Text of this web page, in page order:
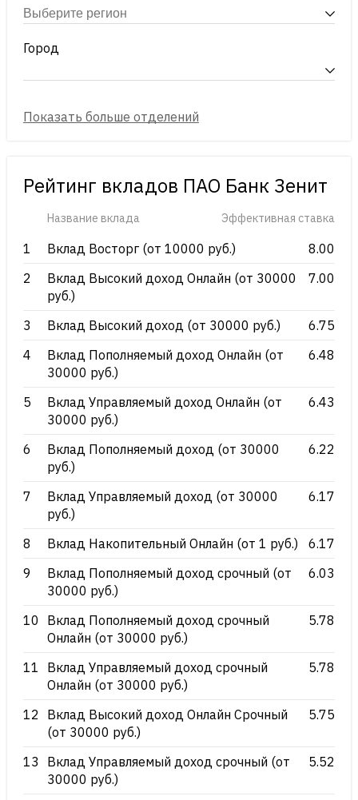
Город
Рейтинг вкладов ПАО Банк Зенит
Название вклада Эффективная ставка
1 Вклад Восторг (от 10000 руб.)
8.00
2
Вклад Высокий доход Онлайн (от 30000
руб.)
7.00
3 Вклад Высокий доход (от 30000 руб.)
6.75
4
Вклад Пополняемый доход Онлайн (от
30000 руб.)
6.48
5
Вклад Управляемый доход Онлайн (от
30000 руб.)
6.43
6
Вклад Пополняемый доход (от 30000
руб.)
6.22
7
Вклад Управляемый доход (от 30000
руб.)
6.17
8 Вклад Накопительный Онлайн (от 1 руб.)
6.17
9
Вклад Пополняемый доход срочный (от
30000 руб.)
6.03
10
Вклад Пополняемый доход срочный
Онлайн (от 30000 руб.)
5.78
11
Вклад Управляемый доход срочный
Онлайн (от 30000 руб.)
5.78
12 Вклад Высокий доход Онлайн Срочный
(от 30000 руб.)
5.75
13
Вклад Управляемый доход срочный (от
30000 руб.)
5.52